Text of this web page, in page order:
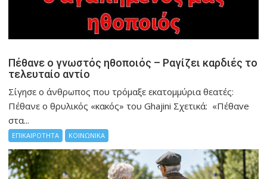
Πέθανε ο γνωστός ηθοποιός – Ραγίζει καρδιές το
τελευταίο αντίο
Σίγησε ο άνθρωπος που τρόμαξε εκατομμύρια θεατές:
Πέθανε ο θρυλικός «κακός» του Ghajini Σχετικά: «Πέθαve
στα...
ΕΠΙΚΑΙΡΟΤΗΤΑ ΚΟΙΝΩΝΙΚΑ